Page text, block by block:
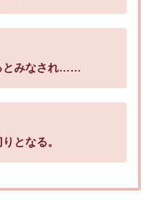
とみなされ……
となる。